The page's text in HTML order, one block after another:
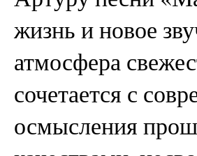
жизнь и новое
атмосфера
сочетается с
осмысления